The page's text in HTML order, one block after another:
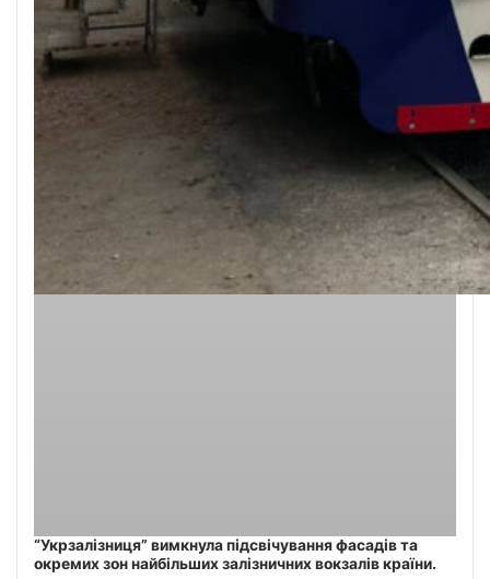
“Укрзалізниця” вимкнула підсвічування фасадів та
окремих зон найбільших залізничних вокзалів країни.